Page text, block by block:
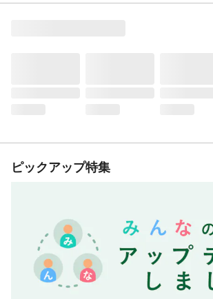
ピックアップ特集